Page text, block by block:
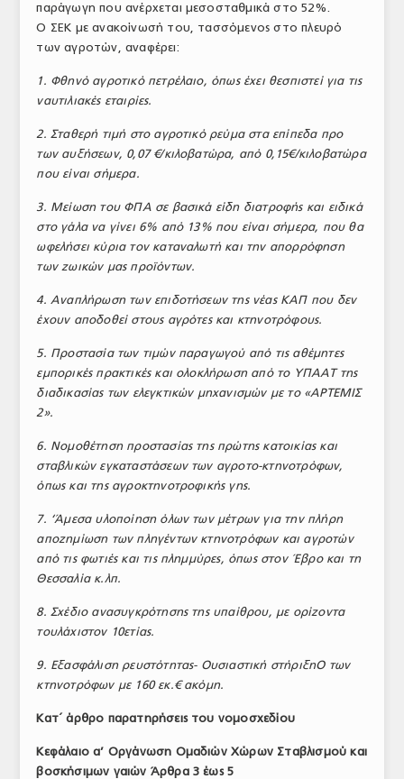
ΕΞΟΠΛΙΣΜΟΣ
ΥΠΗΡΕΣΙΕΣ
ΕΜΠΟΡΙΚΟΙ ΑΝΤΙΠΡΟΣΩΠΟΙ
ΕΛΛΗΝΙΚΗ ΝΟΜΟΘΕΣΙΑ
ΤΟ ΠΕΡΙΟΔΙΚΟ
Profile
ΑΡΧΕΙΟ ΤΕΥΧΩΝ
παράγωγη που ανέρχεται μεσοσταθμικά στο 52%.
Ο ΣΕΚ με ανακοίνωσή του, τασσόμενος στο πλευρό
των αγροτών, αναφέρει:
1. Φθηνό αγροτικό πετρέλαιο, όπως έχει θεσπιστεί για τις
ναυτιλιακές εταιρίες.
2. Σταθερή τιμή στο αγροτικό ρεύμα στα επίπεδα προ
των αυξήσεων, 0,07 €/κιλοβατώρα, από 0,15€/κιλοβατώρα
που είναι σήμερα.
3. Μείωση του ΦΠΑ σε βασικά είδη διατροφής και ειδικά
στο γάλα να γίνει 6% από 13% που είναι σήμερα, που θα
ωφελήσει κύρια τον καταναλωτή και την απορρόφηση
των ζωικών μας προϊόντων.
4. Αναπλήρωση των επιδοτήσεων της νέας ΚΑΠ που δεν
έχουν αποδοθεί στους αγρότες και κτηνοτρόφους.
5. Προστασία των τιμών παραγωγού από τις αθέμητες
εμπορικές πρακτικές και ολοκλήρωση από το ΥΠΑΑΤ της
διαδικασίας των ελεγκτικών μηχανισμών με το «ΑΡΤΕΜΙΣ
2».
6. Νομοθέτηση προστασίας της πρώτης κατοικίας και
σταβλικών εγκαταστάσεων των αγροτο-κτηνοτρόφων,
όπως και της αγροκτηνοτροφικής γης.
7. ‘Άμεσα υλοποίηση όλων των μέτρων για την πλήρη
αποζημίωση των πληγέντων κτηνοτρόφων και αγροτών
από τις φωτιές και τις πλημμύρες, όπως στον Έβρο και τη
Θεσσαλία κ.λπ.
8. Σχέδιο ανασυγκρότησης της υπαίθρου, με ορίζοντα
τουλάχιστον 10ετίας.
9. Εξασφάλιση ρευστότητας- Ουσιαστική στήριξηΟ των
κτηνοτρόφων με 160 εκ.€ ακόμη.
Κατ΄ άρθρο παρατηρήσεις του νομοσχεδίου
Κεφάλαιο α’ Οργάνωση Ομαδιών Χώρων Σταβλισμού και
βοσκήσιμων γαιών Άρθρα 3 έως 5